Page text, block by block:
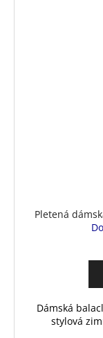
Pletená
Dámská
stylová